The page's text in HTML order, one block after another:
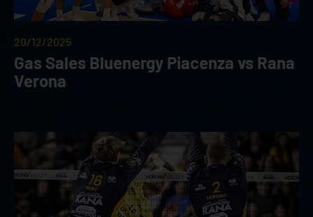
20/12/2025
Gas Sales Bluenergy Piacenza vs Rana
Verona